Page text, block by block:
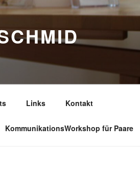
Links Kontakt
KommunikationsWorkshop für Paare